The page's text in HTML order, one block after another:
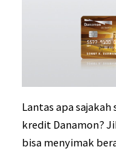
Lantas apa
kredit Danamon?
bisa menyimak